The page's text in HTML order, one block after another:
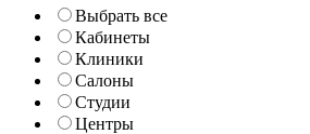
Выбрать все
Кабинеты
Клиники
Салоны
Студии
Центры